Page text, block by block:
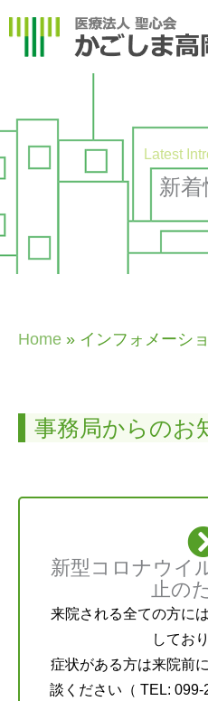
Latest
新着
Home » インフォメーシ
事務局からのお
新型コロナウイ
止の
来院される全ての方に
してお
症状がある方は来院前
談ください（ TEL: 099-